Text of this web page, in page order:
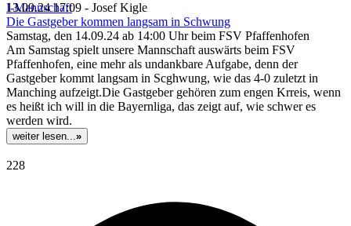
I-Mannschaft
13.09.24 17:09 - Josef Kigle
Die Gastgeber kommen langsam in Schwung
Samstag, den 14.09.24 ab 14:00 Uhr beim FSV Pfaffenhofen
Am Samstag spielt unsere Mannschaft auswärts beim FSV
Pfaffenhofen, eine mehr als undankbare Aufgabe, denn der
Gastgeber kommt langsam in Scghwung, wie das 4-0 zuletzt in
Manching aufzeigt.Die Gastgeber gehören zum engen Krreis, wenn
es heißt ich will in die Bayernliga, das zeigt auf, wie schwer es
werden wird.
weiter lesen...»
228